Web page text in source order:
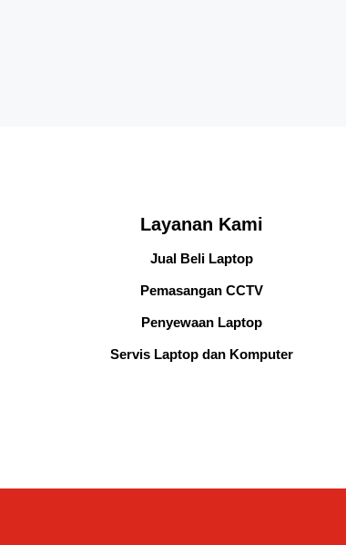
Layanan Kami
Jual Beli Laptop
Pemasangan CCTV
Penyewaan Laptop
Servis Laptop dan Komputer